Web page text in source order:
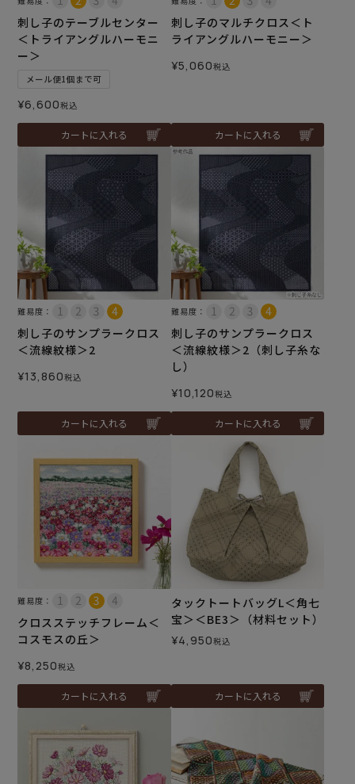
刺し子のテーブルセンター
＜トライアングルハーモニ
ー＞
メール便1個まで可
¥6,600税込
カートに入れる
刺し子のマルチクロス＜ト
ライアングルハーモニー＞
¥5,060税込
カートに入れる
難易度：
刺し子のサンプラークロス
＜流線紋様＞2
¥13,860税込
カートに入れる
難易度：
刺し子のサンプラークロス
＜流線紋様＞2（刺し子糸な
し）
¥10,120税込
カートに入れる
難易度：
クロスステッチフレーム＜
コスモスの丘＞
¥8,250税込
カートに入れる
タックトートバッグL＜角七
宝＞＜BE3＞（材料セット）
¥4,950税込
カートに入れる